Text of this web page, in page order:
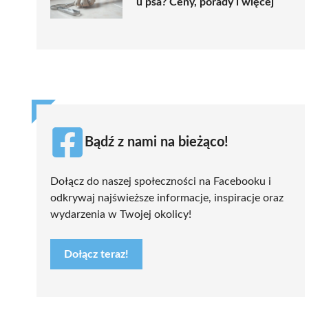
Bądź z nami na bieżąco!
Dołącz do naszej społeczności na Facebooku i
odkrywaj najświeższe informacje, inspiracje oraz
wydarzenia w Twojej okolicy!
Dołącz teraz!